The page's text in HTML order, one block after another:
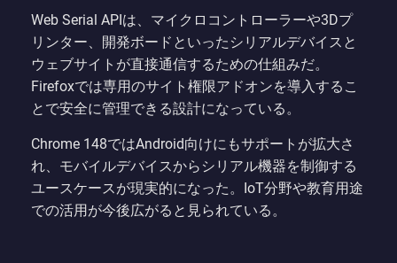
Web Serial APIは、マイクロコントローラーや3Dプ
リンター、開発ボードといったシリアルデバイスと
ウェブサイトが直接通信するための仕組みだ。
Firefoxでは専用のサイト権限アドオンを導入するこ
とで安全に管理できる設計になっている。
Chrome 148ではAndroid向けにもサポートが拡大さ
れ、モバイルデバイスからシリアル機器を制御する
ユースケースが現実的になった。IoT分野や教育用途
での活用が今後広がると見られている。